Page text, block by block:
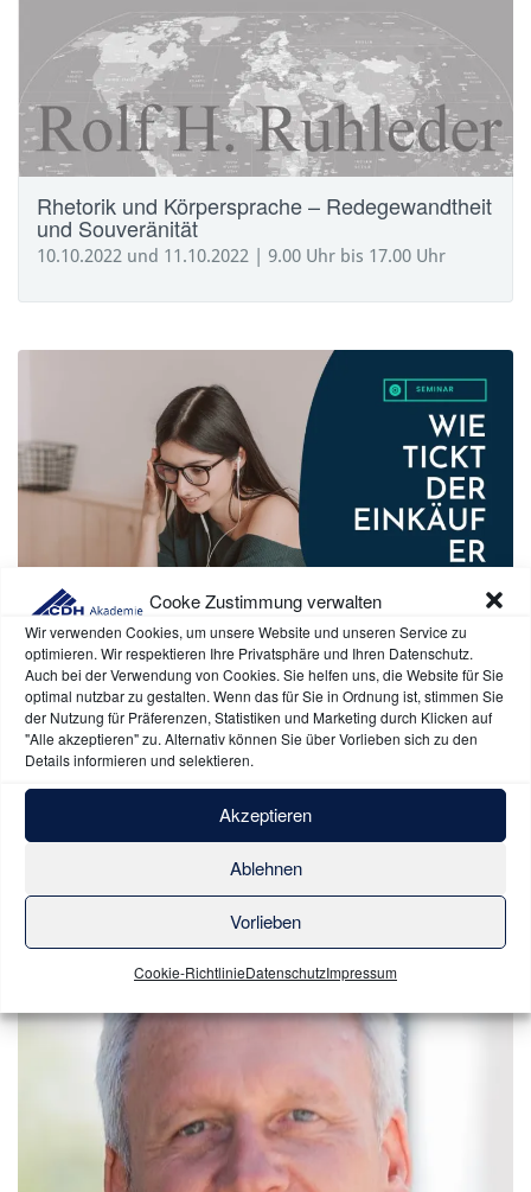
Cooke Zustimmung verwalten
Wir verwenden Cookies, um unsere Website und unseren Service zu
optimieren. Wir respektieren Ihre Privatsphäre und Ihren Datenschutz.
Auch bei der Verwendung von Cookies. Sie helfen uns, die Website für Sie
optimal nutzbar zu gestalten. Wenn das für Sie in Ordnung ist, stimmen Sie
der Nutzung für Präferenzen, Statistiken und Marketing durch Klicken auf
"Alle akzeptieren" zu. Alternativ können Sie über Vorlieben sich zu den
Details informieren und selektieren.
Akzeptieren
Ablehnen
Vorlieben
Cookie-RichtlinieDatenschutzImpressum
Rhetorik und Körpersprache – Redegewandtheit
und Souveränität
10.10.2022 und 11.10.2022 | 9.00 Uhr bis 17.00 Uhr
Wie tickt der Einkäufer
13.10.2022 | 9.00 Uhr bis 17.00 Uhr